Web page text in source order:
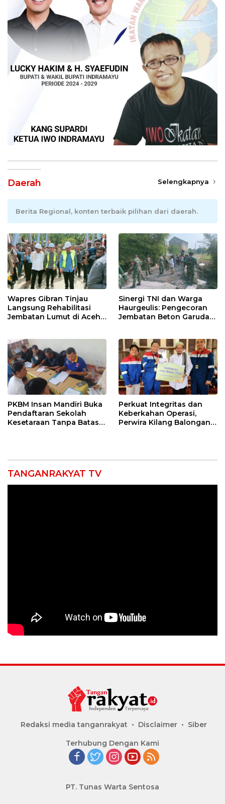
Daerah Selengkapnya
Berita Regional, konten terbaik pilihan dari daerah.
Wapres Gibran Tinjau
Langsung Rehabilitasi
Jembatan Lumut di Aceh
Sinergi TNI dan Warga
Haurgeulis: Pengecoran
Jembatan Beton Garuda
PKBM Insan Mandiri Buka
Pendaftaran Sekolah
Kesetaraan Tanpa Batas
Perkuat Integritas dan
Keberkahan Operasi,
Perwira Kilang Balongan
TANGANRAKYAT TV
Redaksi media tanganrakyat Disclaimer Siber
Terhubung Dengan Kami
PT. Tunas Warta Sentosa